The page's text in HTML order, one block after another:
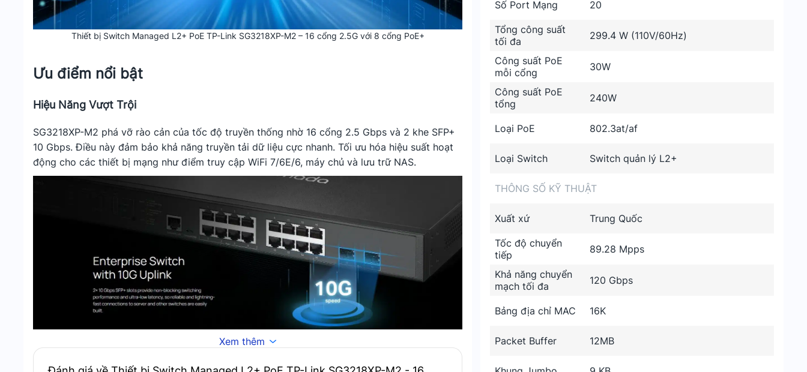
Thiết bị Switch Managed L2+ PoE TP-Link SG3218XP-M2 – 16 cổng 2.5G với 8 cổng PoE+
Ưu điểm nổi bật
Hiệu Năng Vượt Trội
SG3218XP-M2 phá vỡ rào cản của tốc độ truyền thống nhờ 16 cổng 2.5 Gbps và 2 khe SFP+
10 Gbps. Điều này đảm bảo khả năng truyền tải dữ liệu cực nhanh. Tối ưu hóa hiệu suất hoạt
động cho các thiết bị mạng như điểm truy cập WiFi 7/6E/6, máy chủ và lưu trữ NAS.
Xem thêm
Số Port Mạng
20
Tổng công suất
tối đa
299.4 W (110V/60Hz)
Công suất PoE
mỗi cổng
30W
Công suất PoE
tổng
240W
Loại PoE 802.3at/af
Loại Switch Switch quản lý L2+
THÔNG SỐ KỸ THUẬT
Xuất xứ Trung Quốc
Tốc độ chuyển
tiếp
89.28 Mpps
Khả năng chuyển
mạch tối đa
120 Gbps
Bảng địa chỉ MAC 16K
Packet Buffer 12MB